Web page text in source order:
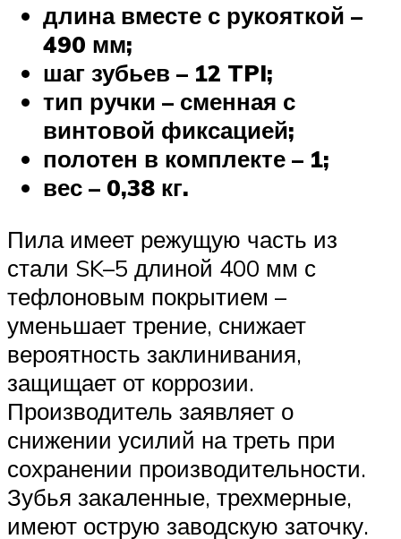
длина вместе с рукояткой –
490 мм;
шаг зубьев – 12 TPI;
тип ручки – сменная с
винтовой фиксацией;
полотен в комплекте – 1;
вес – 0,38 кг.
Пила имеет режущую часть из
стали SK–5 длиной 400 мм с
тефлоновым покрытием –
уменьшает трение, снижает
вероятность заклинивания,
защищает от коррозии.
Производитель заявляет о
снижении усилий на треть при
сохранении производительности.
Зубья закаленные, трехмерные,
имеют острую заводскую заточку.